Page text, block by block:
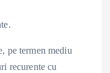
pe termen mediu
recurente cu